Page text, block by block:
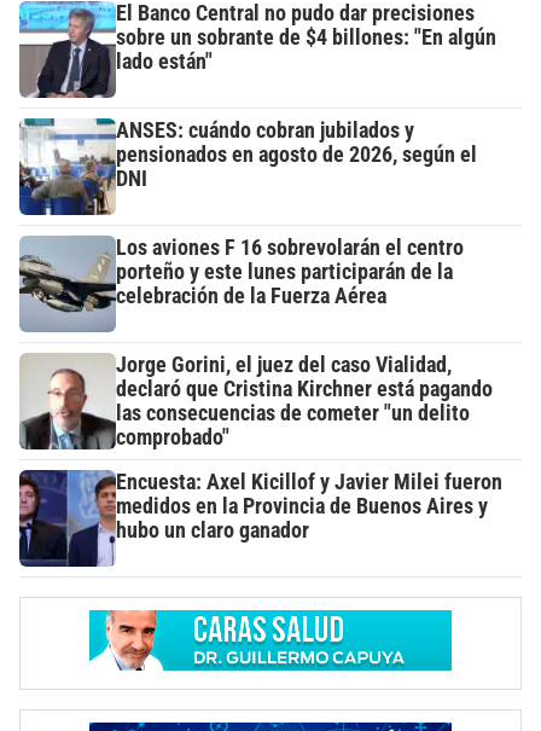
El Banco Central no pudo dar precisiones
sobre un sobrante de $4 billones: "En algún
lado están"
ANSES: cuándo cobran jubilados y
pensionados en agosto de 2026, según el
DNI
Los aviones F 16 sobrevolarán el centro
porteño y este lunes participarán de la
celebración de la Fuerza Aérea
Jorge Gorini, el juez del caso Vialidad,
declaró que Cristina Kirchner está pagando
las consecuencias de cometer "un delito
comprobado"
Encuesta: Axel Kicillof y Javier Milei fueron
medidos en la Provincia de Buenos Aires y
hubo un claro ganador